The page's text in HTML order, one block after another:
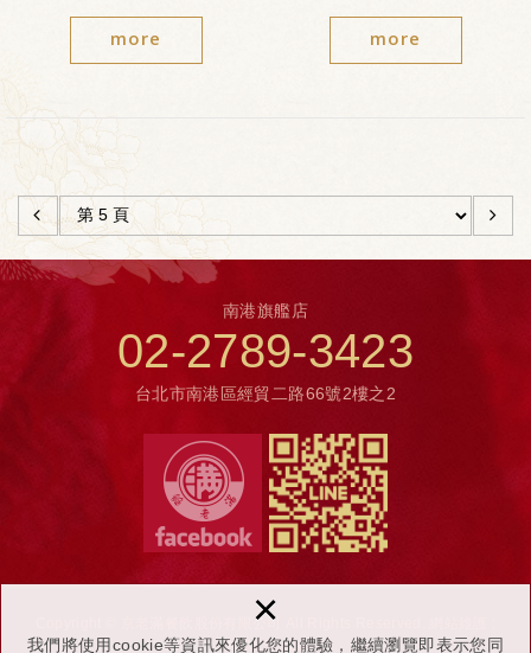
我們將使用cookie等資訊來優化您的體驗，繼續瀏覽即表示您同
×
more more
南港旗艦店
02-2789-3423
台北市南港區經貿二路66號2樓之2
Copyright © 京老滿餐飲股份有限公司 All Rights Reserved.
NEWSCAN